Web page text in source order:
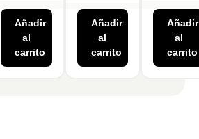
Añadir
al
carrito
Añadir
al
carrito
Añadir
al
carrito